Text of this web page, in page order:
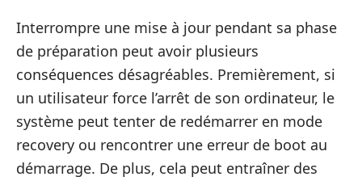
Interrompre une mise à jour pendant sa phase
de préparation peut avoir plusieurs
conséquences désagréables. Premièrement, si
un utilisateur force l’arrêt de son ordinateur, le
système peut tenter de redémarrer en mode
recovery ou rencontrer une erreur de boot au
démarrage. De plus, cela peut entraîner des